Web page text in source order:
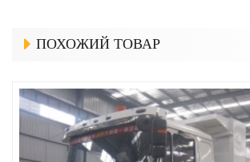
ПОХОЖИЙ ТОВАР